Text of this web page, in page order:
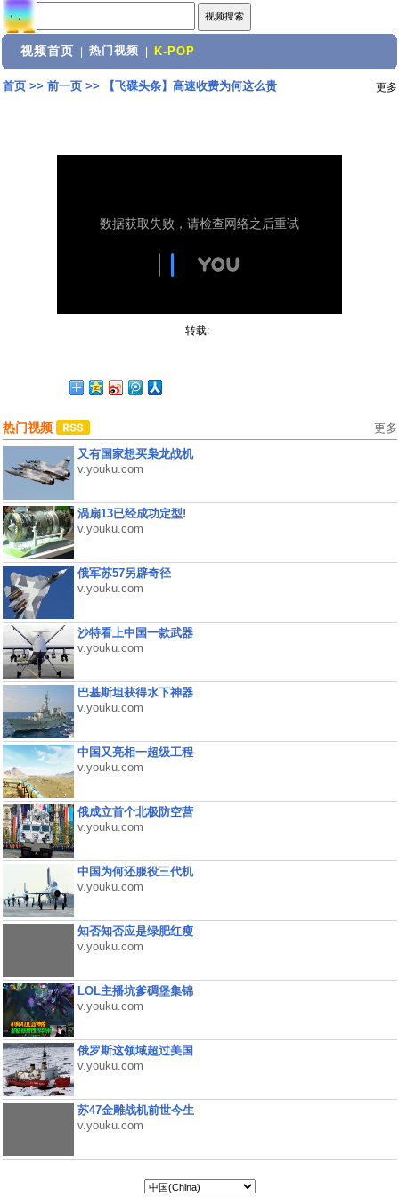
视频首页 热门视频 K-POP
首页>> 前一页>> 【飞碟头条】高速收费为何这么贵 更多
转载:
热门视频 更多
又有国家想买枭龙战机
v.youku.com
涡扇13已经成功定型!
v.youku.com
俄军苏57另辟奇径
v.youku.com
沙特看上中国一款武器
v.youku.com
巴基斯坦获得水下神器
v.youku.com
中国又亮相一超级工程
v.youku.com
俄成立首个北极防空营
v.youku.com
中国为何还服役三代机
v.youku.com
知否知否应是绿肥红瘦
v.youku.com
LOL主播坑爹碉堡集锦
v.youku.com
俄罗斯这领域超过美国
v.youku.com
苏47金雕战机前世今生
v.youku.com